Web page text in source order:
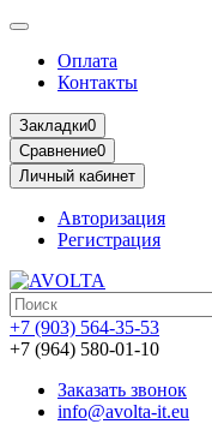
Оплата
Контакты
Закладки0
Сравнение0
Личный кабинет
Авторизация
Регистрация
+7 (903) 564-35-53
+7 (964) 580-01-10
Заказать звонок
info@avolta-it.eu